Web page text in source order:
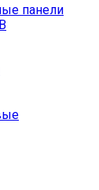
панели